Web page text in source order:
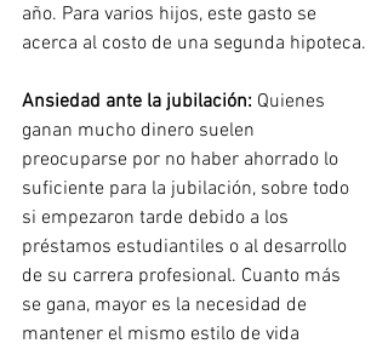
año. Para varios hijos, este gasto se
acerca al costo de una segunda hipoteca.
Ansiedad ante la jubilación: Quienes
ganan mucho dinero suelen
preocuparse por no haber ahorrado lo
suficiente para la jubilación, sobre todo
si empezaron tarde debido a los
préstamos estudiantiles o al desarrollo
de su carrera profesional. Cuanto más
se gana, mayor es la necesidad de
mantener el mismo estilo de vida